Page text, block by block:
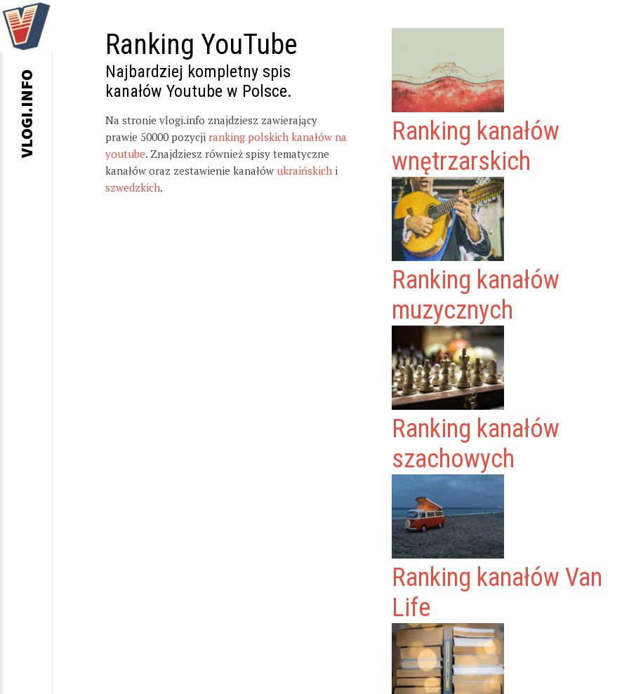
Ranking YouTube
Najbardziej kompletny spis
kanałów Youtube w Polsce.
Na stronie vlogi.info znajdziesz zawierający
prawie 50000 pozycji ranking polskich kanałów na
youtube. Znajdziesz również spisy tematyczne
kanałów oraz zestawienie kanałów ukraińskich i
szwedzkich.
Ranking kanałów
wnętrzarskich
Ranking kanałów
muzycznych
Ranking kanałów
szachowych
Ranking kanałów Van
Life
VLOGI.INFO